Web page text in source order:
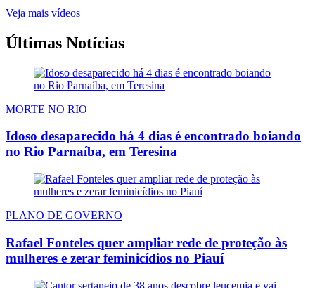
Veja mais vídeos
Últimas Notícias
MORTE NO RIO
Idoso desaparecido há 4 dias é encontrado boiando
no Rio Parnaíba, em Teresina
PLANO DE GOVERNO
Rafael Fonteles quer ampliar rede de proteção às
mulheres e zerar feminicídios no Piauí